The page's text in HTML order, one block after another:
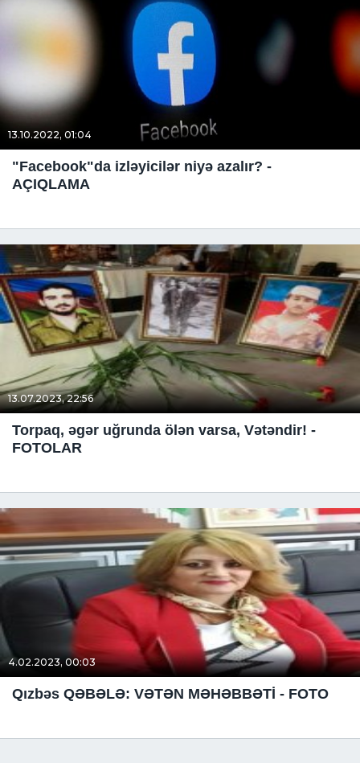
13.10.2022, 01:04
"Facebook"da izləyicilər niyə azalır? -
AÇIQLAMA
13.07.2023, 22:56
Torpaq, əgər uğrunda ölən varsa, Vətəndir! -
FOTOLAR
4.02.2023, 00:03
Qızbəs QƏBƏLƏ: VƏTƏN MƏHƏBBƏTİ - FOTO